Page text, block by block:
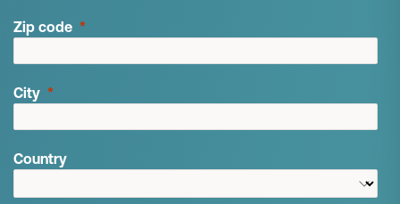
Zip code
City
Country